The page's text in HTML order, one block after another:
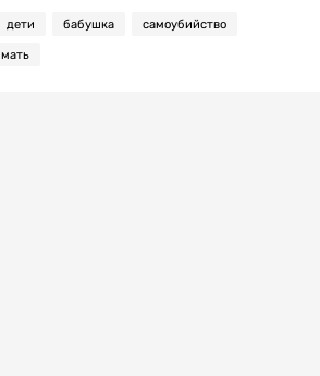
дети бабушка самоубийство
мать